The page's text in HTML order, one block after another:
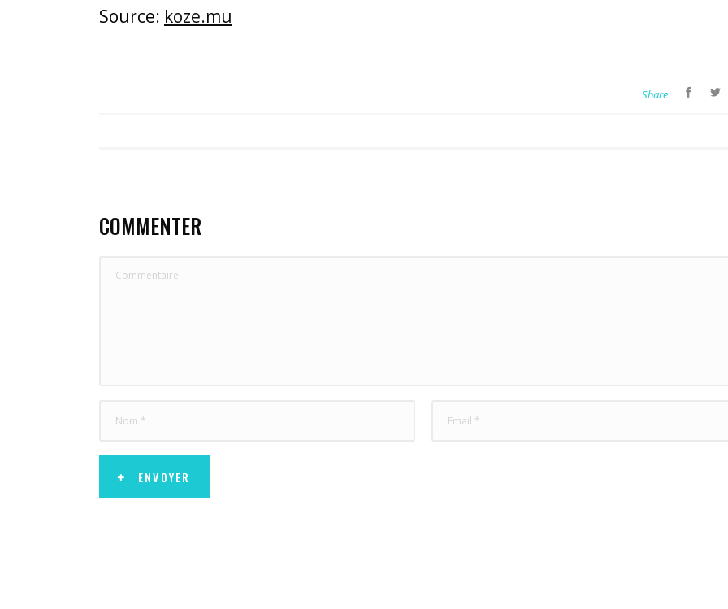
Source: koze.mu
Share
COMMENTER
ENVOYER